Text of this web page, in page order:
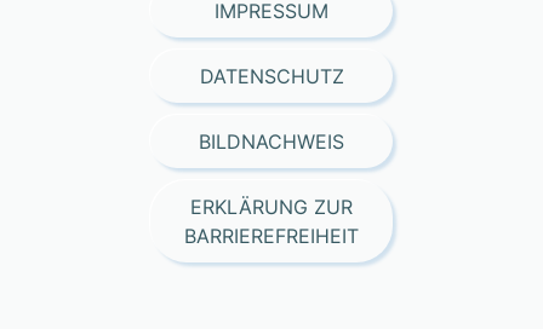
IMPRESSUM
DATENSCHUTZ
BILDNACHWEIS
ERKLÄRUNG ZUR
BARRIEREFREIHEIT